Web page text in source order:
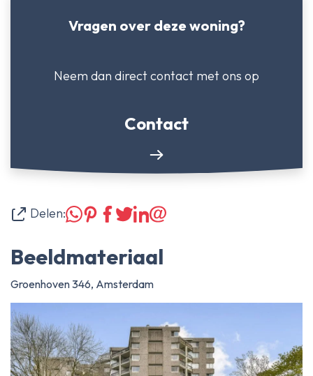
Vragen over deze woning?
Neem dan direct contact met ons op
Contact
Delen:
Beeldmateriaal
Groenhoven 346, Amsterdam